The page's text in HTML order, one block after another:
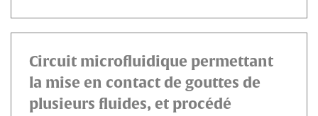
Circuit microfluidique permettant
la mise en contact de gouttes de
plusieurs fluides, et procédé